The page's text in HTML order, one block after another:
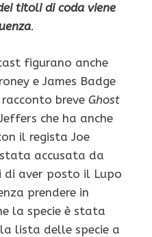
titoli di coda viene
.
figurano anche
e James Badge
breve Ghost
che ha anche
il regista Joe
accusata da
aver posto il Lupo
prendere in
la specie è stata
lista delle specie a